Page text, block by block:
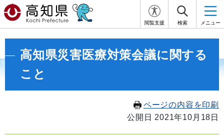
閲覧支援 検索 メニュー
高知県災害医療対策会議に関する
こと
ページの内容を印刷
公開日 2021年10月18日